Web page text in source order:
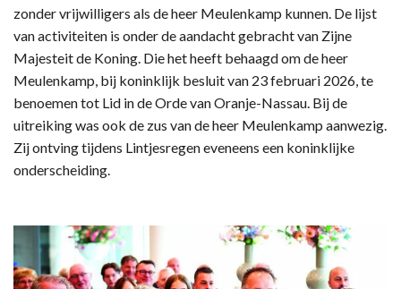
zonder vrijwilligers als de heer Meulenkamp kunnen. De lijst
van activiteiten is onder de aandacht gebracht van Zijne
Majesteit de Koning. Die het heeft behaagd om de heer
Meulenkamp, bij koninklijk besluit van 23 februari 2026, te
benoemen tot Lid in de Orde van Oranje-Nassau. Bij de
uitreiking was ook de zus van de heer Meulenkamp aanwezig.
Zij ontving tijdens Lintjesregen eveneens een koninklijke
onderscheiding.